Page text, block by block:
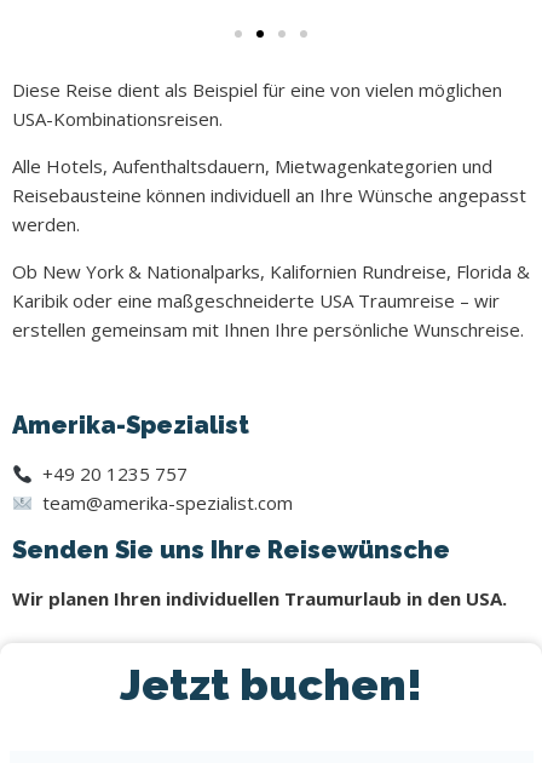
Diese Reise dient als Beispiel für eine von vielen möglichen
USA-Kombinationsreisen.
Alle Hotels, Aufenthaltsdauern, Mietwagenkategorien und
Reisebausteine können individuell an Ihre Wünsche angepasst
werden.
Ob New York & Nationalparks, Kalifornien Rundreise, Florida &
Karibik oder eine maßgeschneiderte USA Traumreise – wir
erstellen gemeinsam mit Ihnen Ihre persönliche Wunschreise.
Amerika-Spezialist
+49 20 1235 757
team@amerika-spezialist.com
Senden Sie uns Ihre Reisewünsche
Wir planen Ihren individuellen Traumurlaub in den USA.
Jetzt buchen!